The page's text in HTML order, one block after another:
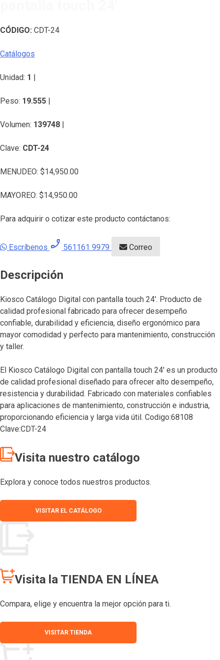
CÓDIGO: CDT-24
Catálogos
Unidad: 1 |
Peso: 19.555 |
Volumen: 139748 |
Clave: CDT-24
MENUDEO: $14,950.00
MAYOREO: $14,950.00
Para adquirir o cotizar este producto contáctanos:
Escríbenos phone_enabled 561161 9979 Correo
Descripción
Kiosco Catálogo Digital con pantalla touch 24′. Producto de
calidad profesional fabricado para ofrecer desempeño
confiable, durabilidad y eficiencia, diseño ergonómico para
mayor comodidad y perfecto para mantenimiento, construcción
y taller.
El Kiosco Catálogo Digital con pantalla touch 24′ es un producto
de calidad profesional diseñado para ofrecer alto desempeño,
resistencia y durabilidad. Fabricado con materiales confiables
para aplicaciones de mantenimiento, construcción e industria,
proporcionando eficiencia y larga vida útil. Codigo:68108
Clave:CDT-24
Visita nuestro catálogo
Explora y conoce todos nuestros productos.
VISITAR EL CATÁLOGO
Visita la TIENDA EN LÍNEA
Compara, elige y encuentra la mejor opción para ti.
VISITAR TIENDA